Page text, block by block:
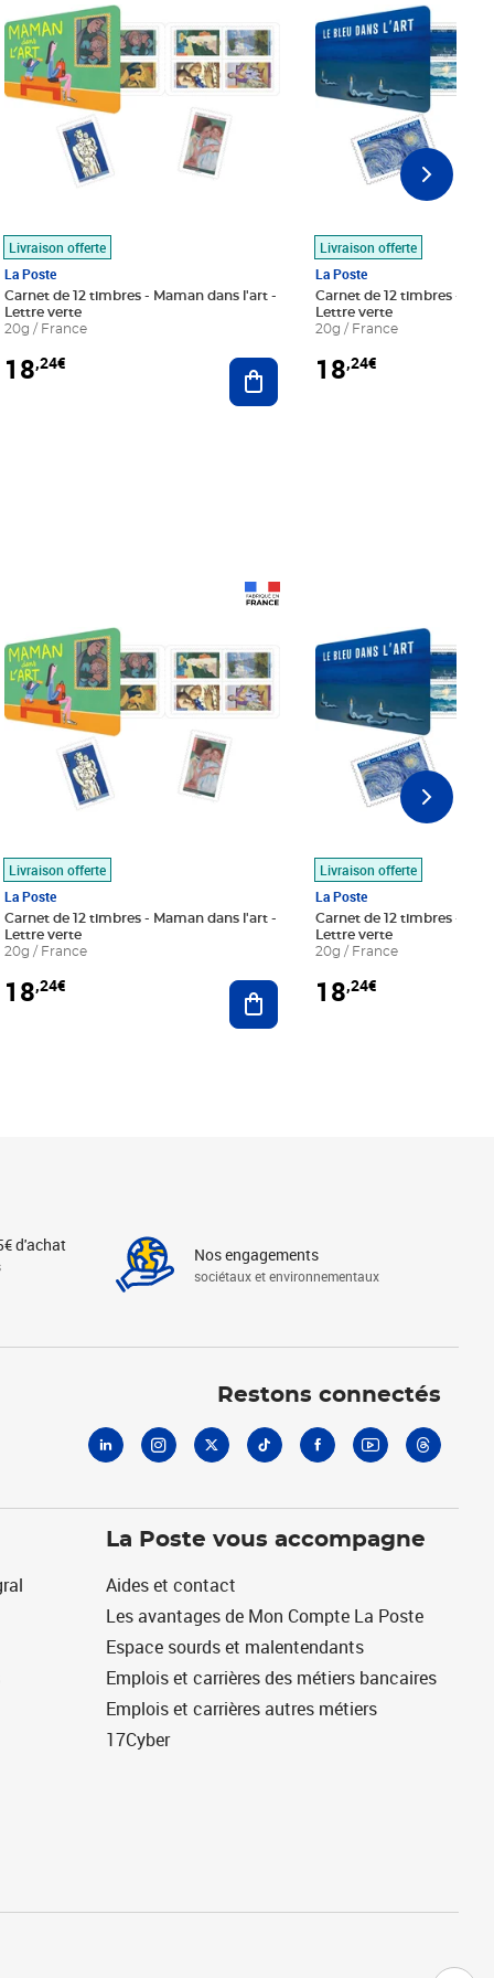
au panier
Livraison offerte
La Poste
Carnet de 12 timbres - Maman dans l'art -
Lettre verte
20g / France
18,24€ Ajouter au panier
Livraison offerte
La Poste
Carnet de 12 timbres - Le
Lettre verte
20g / France
18,24€
au panier
Livraison offerte
La Poste
Carnet de 12 timbres - Maman dans l'art -
Lettre verte
20g / France
18,24€ Ajouter au panier
Livraison offerte
La Poste
Carnet de 12 timbres - Le
Lettre verte
20g / France
18,24€
d'achat Nos engagements
sociétaux et environnementaux
Restons connectés
La Poste vous accompagne
Aides et contact
Les avantages de Mon Compte La Poste
Espace sourds et malentendants
Emplois et carrières des métiers bancaires
Emplois et carrières autres métiers
17Cyber